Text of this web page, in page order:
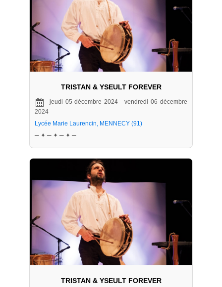
TRISTAN & YSEULT FOREVER
jeudi 05 décembre 2024 - vendredi 06 décembre
2024
Lycée Marie Laurencin, MENNECY (91)
─ ✦ ─ ✦ ─ ✦ ─
TRISTAN & YSEULT FOREVER